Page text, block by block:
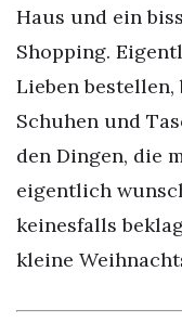
Haus und ein
Shopping.
Lieben bestellen,
Schuhen und
den Dingen, die
eigentlich
keinesfalls
kleine